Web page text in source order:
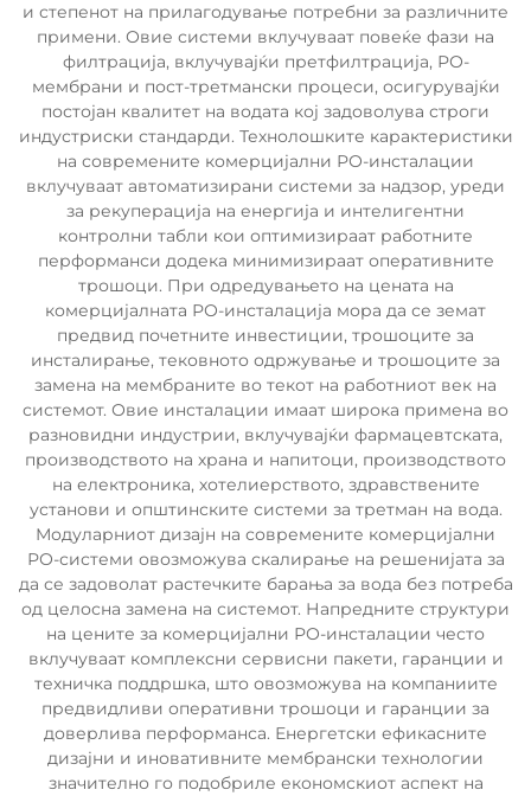
и степенот на прилагодување потребни за различните
примени. Овие системи вклучуваат повеќе фази на
филтрација, вклучувајќи претфилтрација, РО-
мембрани и пост-третмански процеси, осигурувајќи
постојан квалитет на водата кој задоволува строги
индустриски стандарди. Технолошките карактеристики
на современите комерцијални РО-инсталации
вклучуваат автоматизирани системи за надзор, уреди
за рекуперација на енергија и интелигентни
контролни табли кои оптимизираат работните
перформанси додека минимизираат оперативните
трошоци. При одредувањето на цената на
комерцијалната РО-инсталација мора да се земат
предвид почетните инвестиции, трошоците за
инсталирање, тековното одржување и трошоците за
замена на мембраните во текот на работниот век на
системот. Овие инсталации имаат широка примена во
разновидни индустрии, вклучувајќи фармацевтската,
производството на храна и напитоци, производството
на електроника, хотелиерството, здравствените
установи и општинските системи за третман на вода.
Модуларниот дизајн на современите комерцијални
РО-системи овозможува скалирање на решенијата за
да се задоволат растечките барања за вода без потреба
од целосна замена на системот. Напредните структури
на цените за комерцијални РО-инсталации често
вклучуваат комплексни сервисни пакети, гаранции и
техничка поддршка, што овозможува на компаниите
предвидливи оперативни трошоци и гаранции за
доверлива перформанса. Енергетски ефикасните
дизајни и иновативните мембрански технологии
значително го подобриле економскиот аспект на